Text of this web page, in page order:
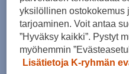
Kokotaulukko
Lisää
yksilöllinen ostokokemus
tarjoaminen. Voit antaa
”Hyväksy kaikki”. Pystyt
myöhemmin
Lisätietoja K-ryhmän